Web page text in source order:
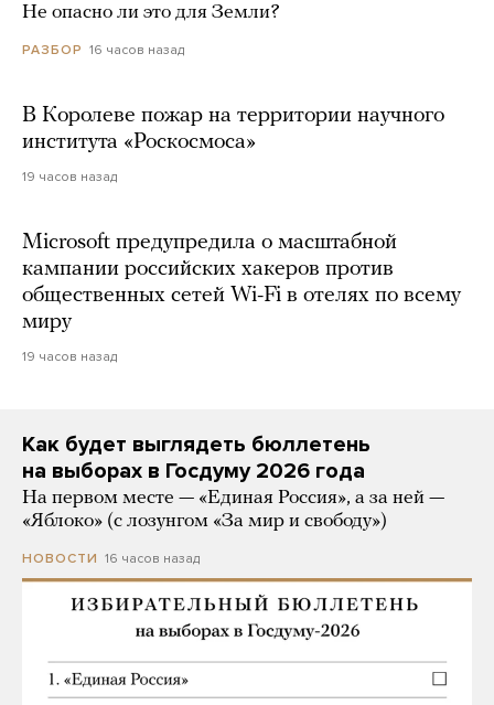
Не опасно ли это для Земли?
РАЗБОР 16 часов назад
В Королеве пожар на территории научного
института «Роскосмоса»
19 часов назад
Microsoft предупредила о масштабной
кампании российских хакеров против
общественных сетей Wi-Fi в отелях по всему
миру
19 часов назад
Как будет выглядеть бюллетень
на выборах в Госдуму 2026 года
На первом месте — «Единая Россия», а за ней —
«Яблоко» (с лозунгом «За мир и свободу»)
НОВОСТИ 16 часов назад